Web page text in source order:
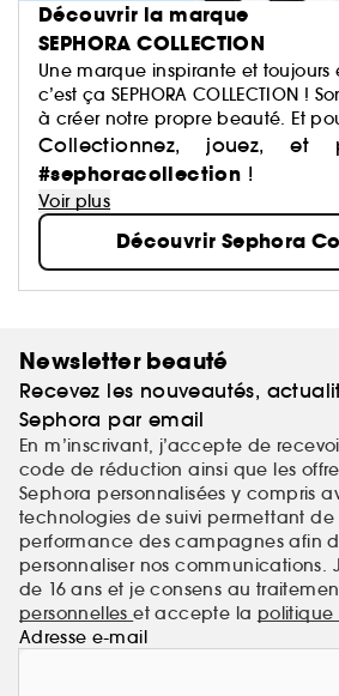
Découvrir la marque
SEPHORA COLLECTION
Une marque inspirante et toujours
c’est ça SEPHORA COLLECTION !
à créer notre propre beauté. Et
a justement imaginé des
maquillage aux soins, du
bain aux compléments
mission de démocratiser une
Collectionnez, jouez, et
#sephoracollection !
Voir plus
Découvrir Sephora
Newsletter beauté
Recevez les nouveautés,
Sephora par email
En m’inscrivant, j’accepte de
code de réduction ainsi que les
Sephora personnalisées y compris
technologies de suivi permettant de
performance des campagnes afin
personnaliser nos communications.
de 16 ans et je consens au
personnelleset accepte la
Adresse e-mail